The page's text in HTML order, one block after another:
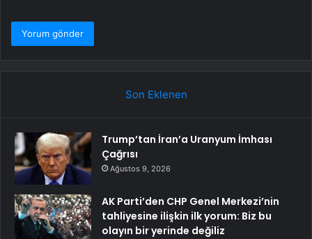
Son Eklenen
Trump’tan İran’a Uranyum İmhası
Çağrısı
Ağustos 9, 2026
AK Parti’den CHP Genel Merkezi’nin
tahliyesine ilişkin ilk yorum: Biz bu
olayın bir yerinde değiliz